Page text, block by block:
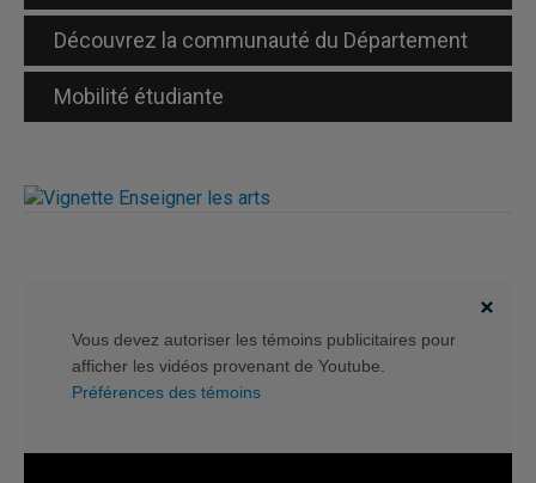
Découvrez la communauté du Département
Mobilité étudiante
Vous devez autoriser les témoins publicitaires pour
afficher les vidéos provenant de Youtube.
Préférences des témoins